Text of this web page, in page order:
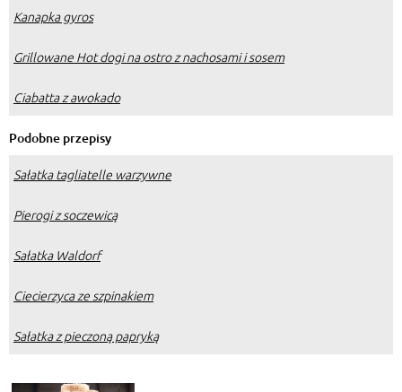
Kanapka gyros
Grillowane Hot dogi na ostro z nachosami i sosem
Ciabatta z awokado
Podobne przepisy
Sałatka tagliatelle warzywne
Pierogi z soczewicą
Sałatka Waldorf
Ciecierzyca ze szpinakiem
Sałatka z pieczoną papryką